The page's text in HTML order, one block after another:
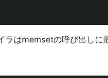
ラはmemsetの呼び出しに